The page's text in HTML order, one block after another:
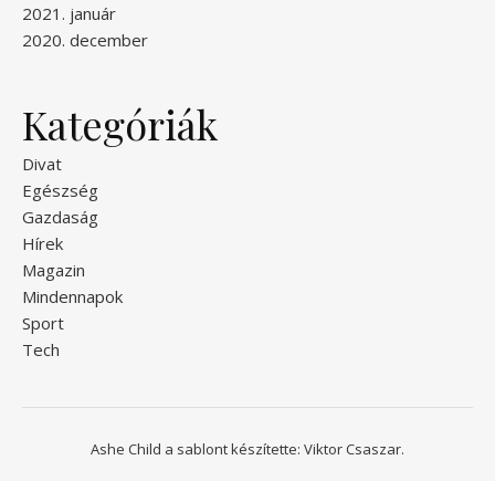
2021. január
2020. december
Kategóriák
Divat
Egészség
Gazdaság
Hírek
Magazin
Mindennapok
Sport
Tech
Ashe Child a sablont készítette: Viktor Csaszar.